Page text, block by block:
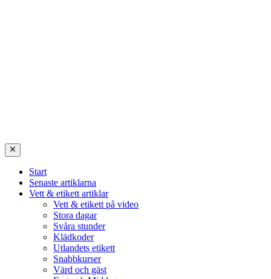
Start
Senaste artiklarna
Vett & etikett artiklar
Vett & etikett på video
Stora dagar
Svåra stunder
Klädkoder
Utlandets etikett
Snabbkurser
Värd och gäst